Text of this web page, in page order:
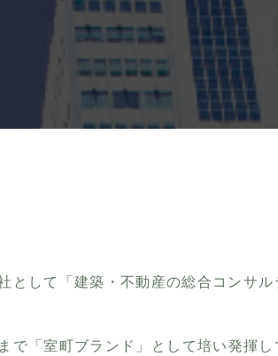
して「建築・不動産の総合コンサ
「室町ブランド」として培い発揮